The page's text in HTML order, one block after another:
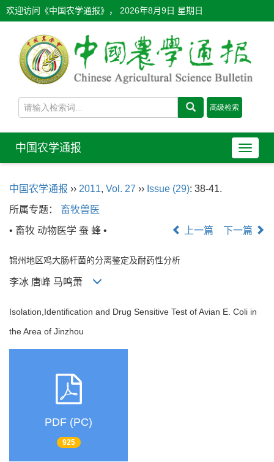
欢迎访问《中国农学通报》， 2026年8月9日 星期日
导
航
中国农学通报
中国农学通报 ›› 2011, Vol. 27 ›› Issue (29): 38-41.
所属专题： 畜牧兽医
• 畜牧 动物医学 蚕 蜂 •
上一篇 下一篇
锦州地区鸡大肠杆菌的分离鉴定及耐药性分析
李冰 唐峰 马鸣萧
Isolation,Identification and Drug Sensitive Test of Avian E. Coli in
the Area of Jinzhou
PDF (PC)
925